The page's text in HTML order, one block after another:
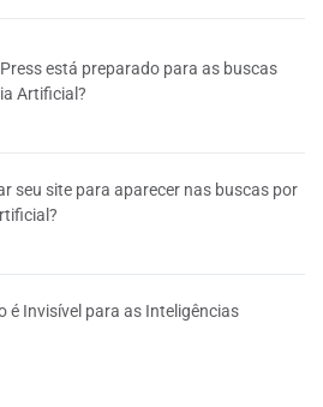
está preparado para as buscas
Artificial?
seu site para aparecer nas buscas por
é Invisível para as Inteligências